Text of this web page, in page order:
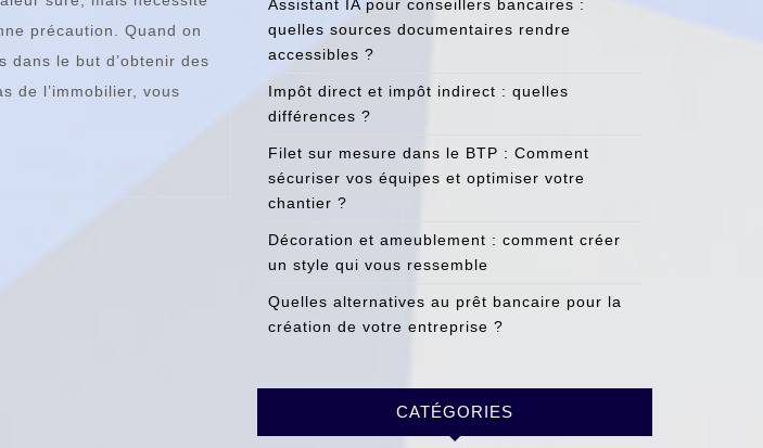
investissement
immobilier
précaution. Quand on
dans le but d’obtenir des
de l’immobilier, vous
Assistant IA pour conseillers bancaires :
quelles sources documentaires rendre
accessibles ?
Impôt direct et impôt indirect : quelles
différences ?
Filet sur mesure dans le BTP : Comment
sécuriser vos équipes et optimiser votre
chantier ?
Décoration et ameublement : comment créer
un style qui vous ressemble
Quelles alternatives au prêt bancaire pour la
création de votre entreprise ?
CATÉGORIES